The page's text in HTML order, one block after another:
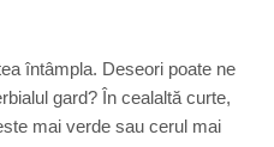
întâmpla. Deseori poate ne
gard? În cealaltă curte,
mai verde sau cerul mai